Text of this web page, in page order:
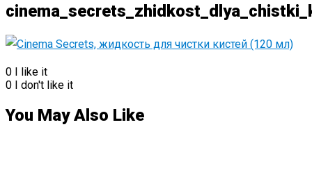
0 I like it
0 I don't like it
You May Also Like